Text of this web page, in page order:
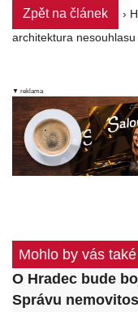
Zpět na článek
›
architektura
▼ reklama
Mohlo by vás
O Hradec bude
Správu